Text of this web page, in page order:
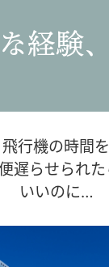
経験
飛行機の時間を
遅らせられた
いいのに…